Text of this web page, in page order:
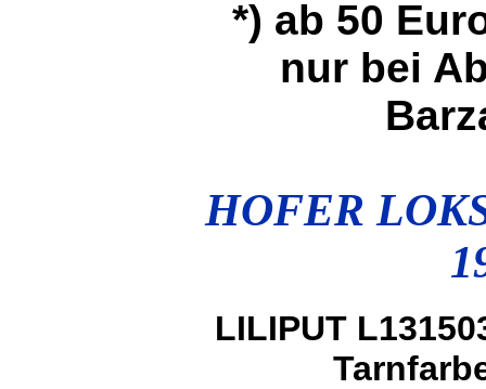
*) ab 50
nur bei
HOFER
LILIPUT